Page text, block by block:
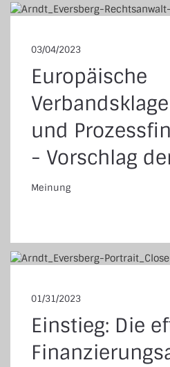
03/04/2023
Europäische
und
- Vorschlag
Meinung
01/31/2023
Einstieg: Die